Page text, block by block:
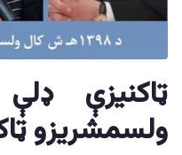
ټاکنیزې
ولسمشریزو